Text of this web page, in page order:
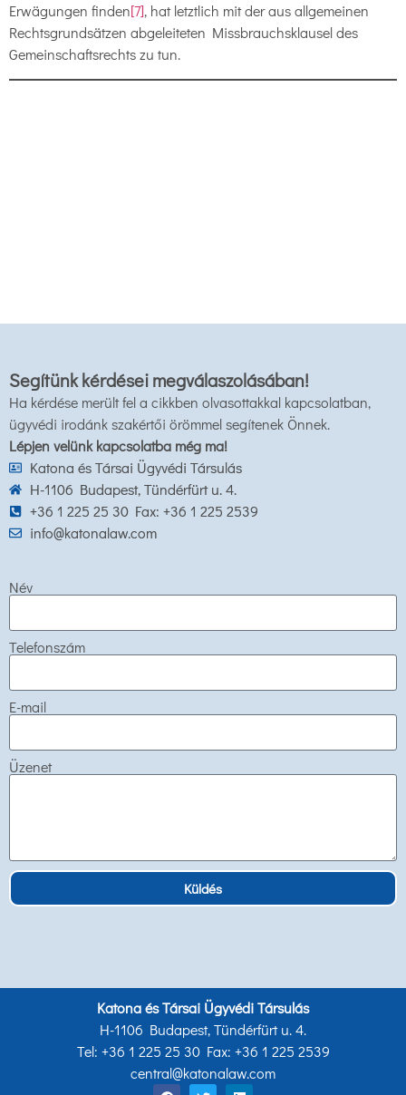
Erwägungen finden[7], hat letztlich mit der aus allgemeinen
Rechtsgrundsätzen abgeleiteten Missbrauchsklausel des
Gemeinschaftsrechts zu tun.
Segítünk kérdései megválaszolásában!
Ha kérdése merült fel a cikkben olvasottakkal kapcsolatban,
ügyvédi irodánk szakértői örömmel segítenek Önnek.
Lépjen velünk kapcsolatba még ma!
Katona és Társai Ügyvédi Társulás
H-1106 Budapest, Tündérfürt u. 4.
+36 1 225 25 30 Fax: +36 1 225 2539
info@katonalaw.com
Név
Telefonszám
E-mail
Üzenet
Küldés
Katona és Társai Ügyvédi Társulás
H-1106 Budapest, Tündérfürt u. 4.
Tel: +36 1 225 25 30 Fax: +36 1 225 2539
central@katonalaw.com